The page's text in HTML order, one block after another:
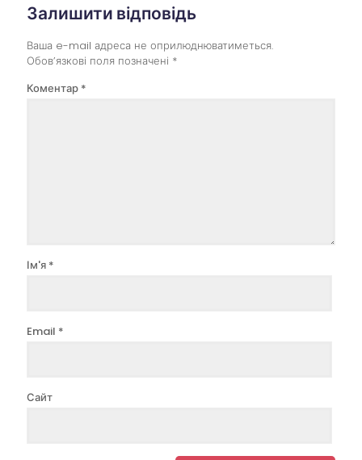
Залишити відповідь
Ваша e-mail адреса не оприлюднюватиметься.
Обов’язкові поля позначені *
Коментар *
Ім'я *
Email *
Сайт